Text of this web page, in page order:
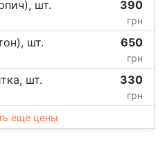
шт. 390
грн
шт. 650
грн
шт. 330
грн
еще цены